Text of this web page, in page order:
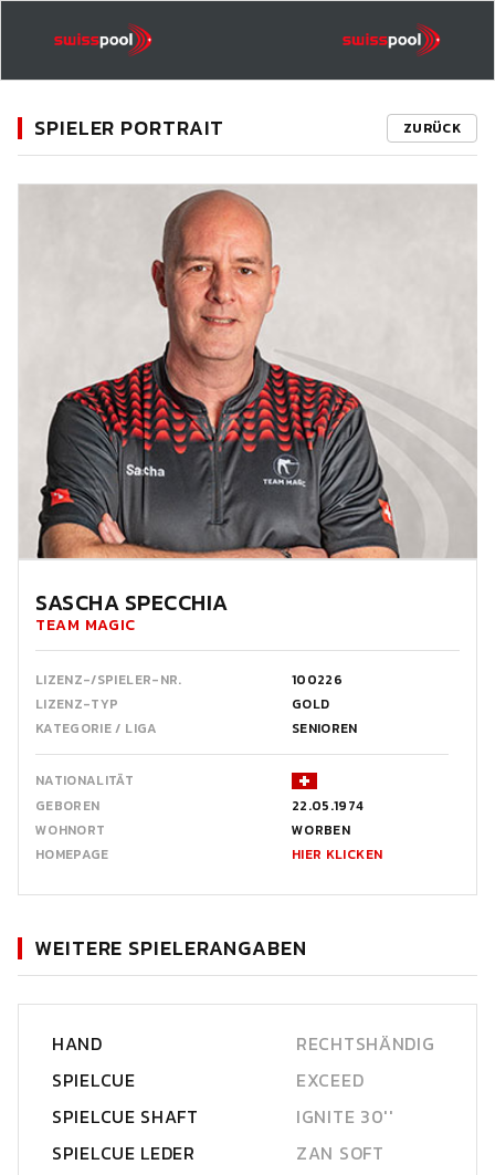
SPIELER PORTRAIT ZURÜCK
SASCHA SPECCHIA
TEAM MAGIC
LIZENZ-/SPIELER-NR.
100226
LIZENZ-TYP
GOLD
KATEGORIE / LIGA
SENIOREN
NATIONALITÄT
GEBOREN
22.05.1974
WOHNORT
WORBEN
HOMEPAGE
HIER KLICKEN
WEITERE SPIELERANGABEN
HAND
RECHTSHÄNDIG
SPIELCUE
EXCEED
SPIELCUE SHAFT
IGNITE 30''
SPIELCUE LEDER
ZAN SOFT